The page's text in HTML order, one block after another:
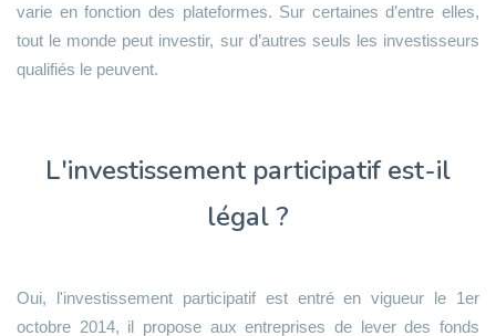
varie en fonction des plateformes. Sur certaines d’entre elles,
tout le monde peut investir, sur d’autres seuls les investisseurs
qualifiés le peuvent.
L'investissement participatif est-il
légal ?
Oui, l'investissement participatif est entré en vigueur le 1er
octobre 2014, il propose aux entreprises de lever des fonds